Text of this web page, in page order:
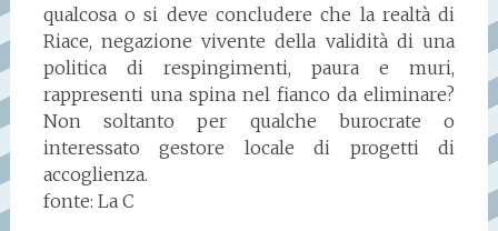
qualcosa o si deve concludere che la realtà di
Riace, negazione vivente della validità di una
politica di respingimenti, paura e muri,
rappresenti una spina nel fianco da eliminare?
Non soltanto per qualche burocrate o
interessato gestore locale di progetti di
accoglienza.
fonte: La C